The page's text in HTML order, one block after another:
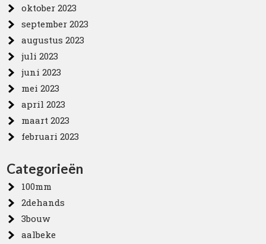
oktober 2023
september 2023
augustus 2023
juli 2023
juni 2023
mei 2023
april 2023
maart 2023
februari 2023
Categorieën
100mm
2dehands
3bouw
aalbeke